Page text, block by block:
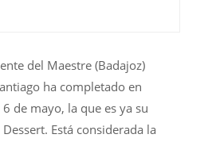
del Maestre (Badajoz)
ha completado en
de mayo, la que es ya su
Está considerada la